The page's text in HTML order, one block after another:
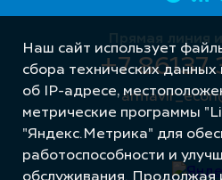
Прямая линия
+7 86137
Наш сайт использует
сбора технических
об IP-адресе,
метрические программы
"Яндекс.Метрика" для
работоспособности и